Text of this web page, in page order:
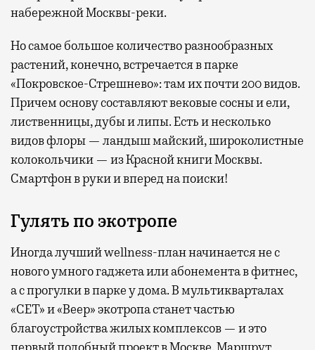
набережной Москвы-реки.
Но самое большое количество разнообразных
растений, конечно, встречается в парке
«Покровское-Стрешнево»: там ихпочти 200 видов.
Причем основу составляют вековые сосны и ели,
лиственницы, дубы и липы. Есть и несколько
видов флоры — ландыш майский, широколистные
колокольчики — из Красной книги Москвы.
Смартфон в руки и вперед на поиски!
Гулять по экотропе
Иногда лучший wellness-план начинается не с
нового умного гаджета или абонемента в фитнес,
а с прогулки в парке у дома. В мультикварталах
«СЕТ» и «Веер» экотропа станет частью
благоустройства жилых комплексов — и это